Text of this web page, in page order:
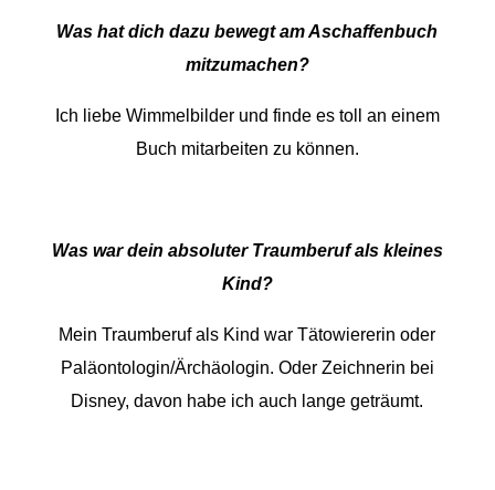
Was hat dich dazu bewegt am Aschaffenbuch
mitzumachen?
Ich liebe Wimmelbilder und finde es toll an einem
Buch mitarbeiten zu können.
Was war dein absoluter Traumberuf als kleines
Kind?
Mein Traumberuf als Kind war Tätowiererin oder
Paläontologin/Ärchäologin. Oder Zeichnerin bei
Disney, davon habe ich auch lange geträumt.